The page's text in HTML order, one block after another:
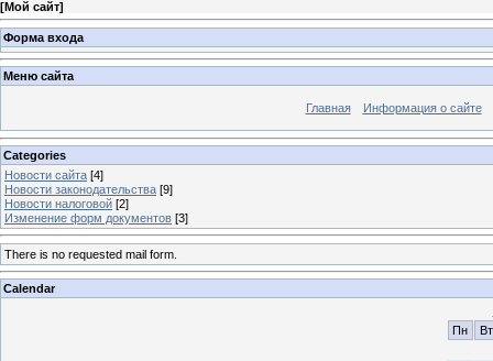
[Мой сайт]
Форма входа
Меню сайта
Главная Информация о сайте
Categories
Новости сайта [4]
Новости законодательства [9]
Новости налоговой [2]
Изменение форм документов [3]
There is no requested mail form.
Calendar
Пн
Вт